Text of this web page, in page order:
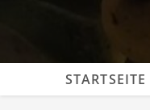
STARTSEITE